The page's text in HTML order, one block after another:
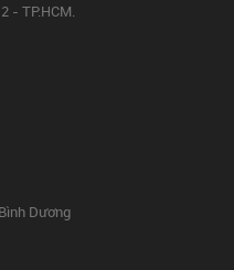
- TP.HCM.
Dương